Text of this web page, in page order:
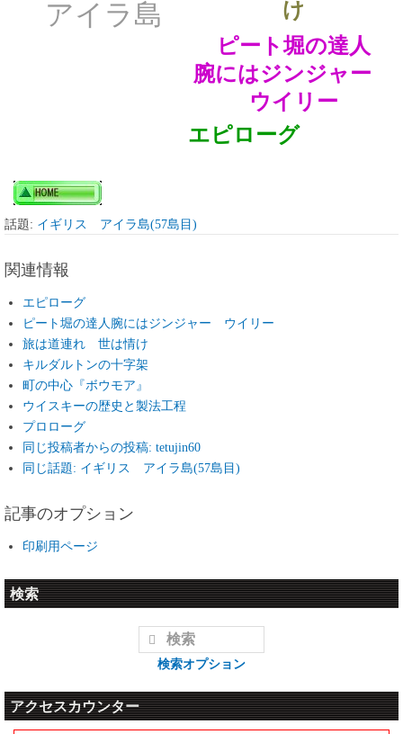
アイラ島
エピローグ
ピート堀の達人
腕にはジンジャー
ウイリー
け
話題: イギリス アイラ島(57島目)
関連情報
エピローグ
ピート堀の達人腕にはジンジャー ウイリー
旅は道連れ 世は情け
キルダルトンの十字架
町の中心『ボウモア』
ウイスキーの歴史と製法工程
プロローグ
同じ投稿者からの投稿: tetujin60
同じ話題: イギリス アイラ島(57島目)
記事のオプション
印刷用ページ
検索
検索オプション
アクセスカウンター